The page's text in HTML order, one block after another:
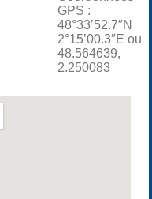
GPS :
48°33’52.7″N
2°15’00.3″E ou
48.564639,
2.250083